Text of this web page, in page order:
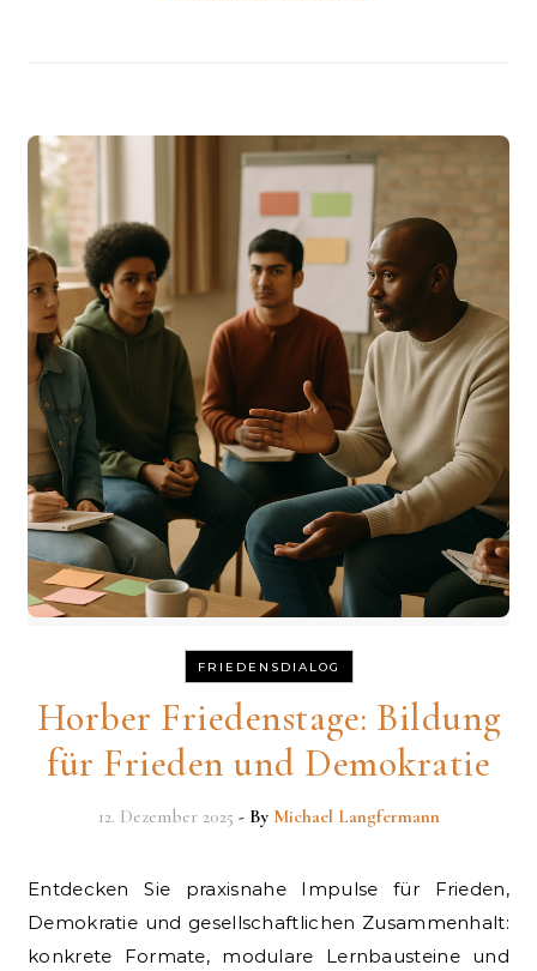
FRIEDENSDIALOG
Horber Friedenstage: Bildung
für Frieden und Demokratie
12. Dezember 2025 - By Michael Langfermann
Entdecken Sie praxisnahe Impulse für Frieden,
Demokratie und gesellschaftlichen Zusammenhalt:
konkrete Formate, modulare Lernbausteine und